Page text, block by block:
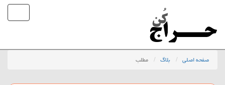
صفحه اصلی بلاگ مطلب